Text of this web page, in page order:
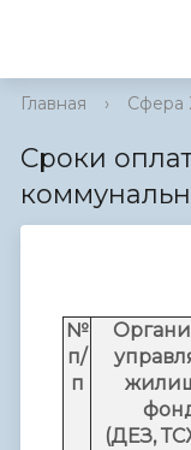
Главная ›
Сроки
№
п/
п
(ДЕЗ,